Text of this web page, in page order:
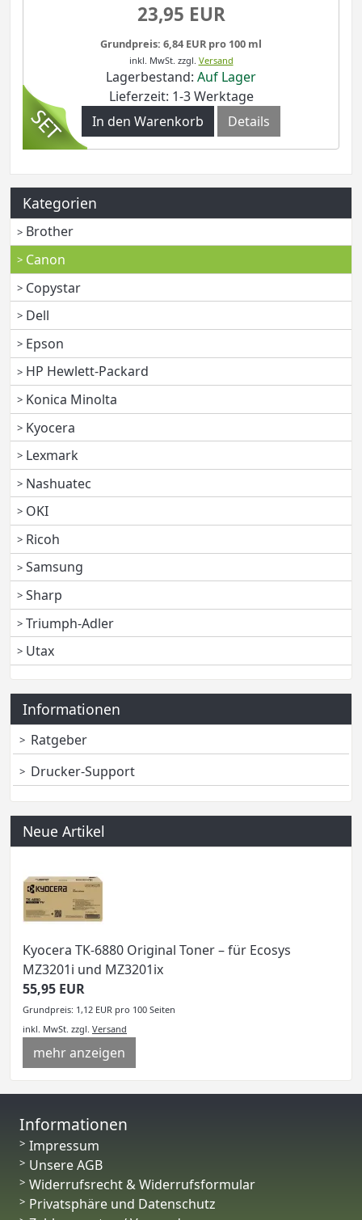
23,95 EUR
Grundpreis: 6,84 EUR pro 100 ml
inkl. MwSt. zzgl. Versand
Lagerbestand: Auf Lager
Lieferzeit: 1-3 Werktage
In den Warenkorb
Details
Kategorien
Brother
Canon
Copystar
Dell
Epson
HP Hewlett-Packard
Konica Minolta
Kyocera
Lexmark
Nashuatec
OKI
Ricoh
Samsung
Sharp
Triumph-Adler
Utax
Informationen
Ratgeber
Drucker-Support
Neue Artikel
Kyocera TK-6880 Original Toner – für Ecosys
MZ3201i und MZ3201ix
55,95 EUR
Grundpreis: 1,12 EUR pro 100 Seiten
inkl. MwSt. zzgl. Versand
mehr anzeigen
Informationen
Impressum
Unsere AGB
Widerrufsrecht & Widerrufsformular
Privatsphäre und Datenschutz